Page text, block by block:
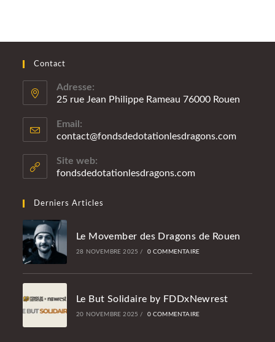
Contact
Adresse:
25 rue Jean Philippe Rameau 76000 Rouen
Email:
contact@fondsdedotationlesdragons.comS’ouvre
Site web:
fondsdedotationlesdragons.com
Derniers Articles
Le Movember des Dragons de Rouen
28 NOVEMBRE 2025 / 0 COMMENTAIRE
Le But Solidaire by FDDxNewrest
20 NOVEMBRE 2025 / 0 COMMENTAIRE